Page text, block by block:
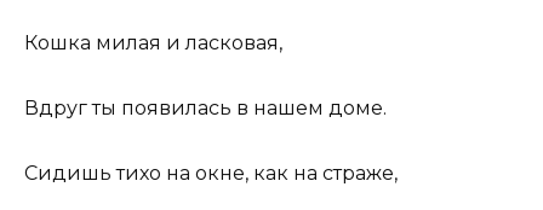
Кошка милая и ласковая,
Вдруг ты появилась в нашем доме.
Сидишь тихо на окне, как на страже,